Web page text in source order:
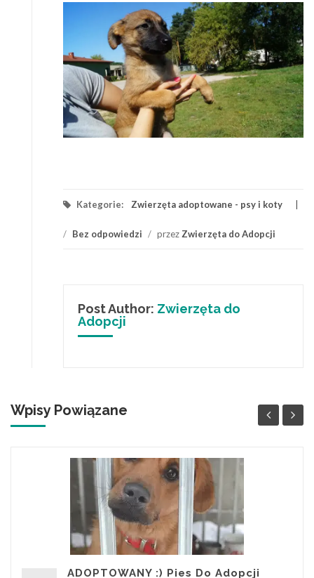
Kategorie: Zwierzęta adoptowane - psy i koty
/ Bez odpowiedzi / przez Zwierzęta do Adopcji
Post Author: Zwierzęta do
Adopcji
Wpisy Powiązane
ADOPTOWANY :) Pies Do Adopcji